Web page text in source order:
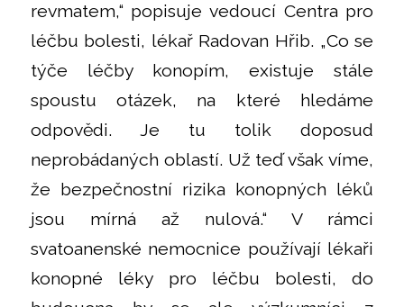
revmatem,“ popisuje vedoucí Centra pro
léčbu bolesti, lékař Radovan Hřib. „Co se
týče léčby konopím, existuje stále
spoustu otázek, na které hledáme
odpovědi. Je tu tolik doposud
neprobádaných oblastí. Už teď však víme,
že bezpečnostní rizika konopných léků
jsou mírná až nulová.“ V rámci
svatoanenské nemocnice používají lékaři
konopné léky pro léčbu bolesti, do